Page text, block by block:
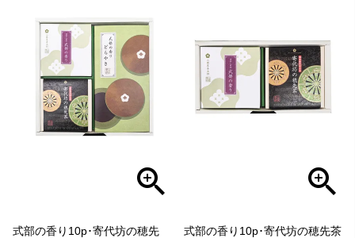
式部の香り10p･寄代坊の穂先
式部の香り10p･寄代坊の穂先茶